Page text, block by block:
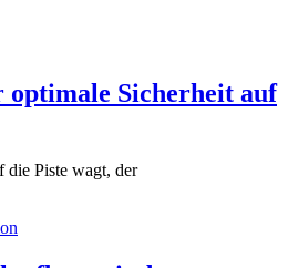
optimale Sicherheit auf
die Piste wagt, der